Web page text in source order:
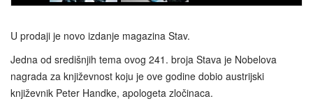
U prodaji je novo izdanje magazina Stav.
Jedna od središnjih tema ovog 241. broja Stava je Nobelova
nagrada za književnost koju je ove godine dobio austrijski
književnik Peter Handke, apologeta zločinaca.